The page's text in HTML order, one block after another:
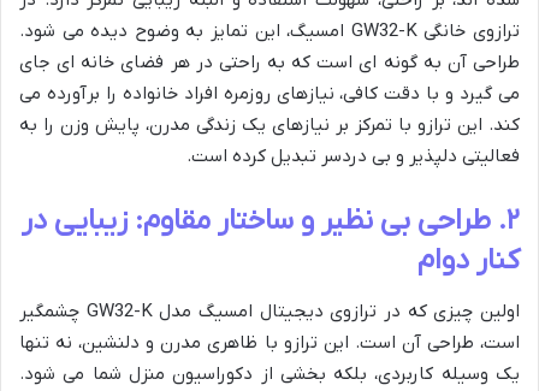
ترازوی خانگی GW32-K امسیگ، این تمایز به وضوح دیده می شود.
طراحی آن به گونه ای است که به راحتی در هر فضای خانه ای جای
می گیرد و با دقت کافی، نیازهای روزمره افراد خانواده را برآورده می
کند. این ترازو با تمرکز بر نیازهای یک زندگی مدرن، پایش وزن را به
فعالیتی دلپذیر و بی دردسر تبدیل کرده است.
۲. طراحی بی نظیر و ساختار مقاوم: زیبایی در
کنار دوام
اولین چیزی که در ترازوی دیجیتال امسیگ مدل GW32-K چشمگیر
است، طراحی آن است. این ترازو با ظاهری مدرن و دلنشین، نه تنها
یک وسیله کاربردی، بلکه بخشی از دکوراسیون منزل شما می شود.